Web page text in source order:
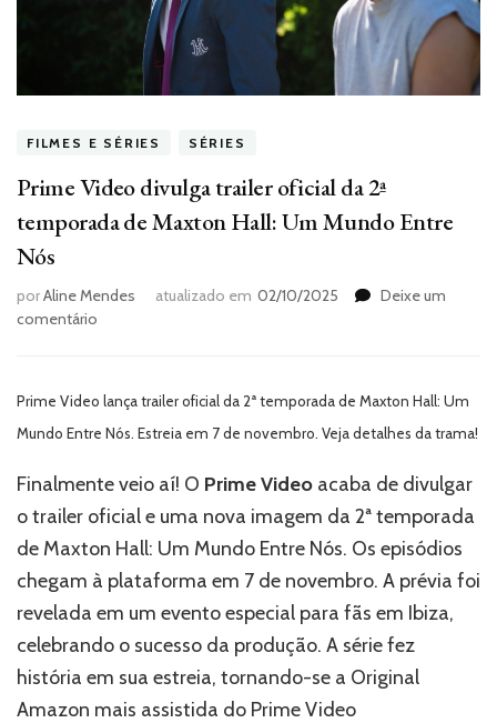
FILMES E SÉRIES SÉRIES
Prime Video divulga trailer oficial da 2ª
temporada de Maxton Hall: Um Mundo Entre
Nós
porAline Mendes atualizado em 02/10/2025
Deixe um
comentário
trailer
oficial
2ª
temporada
de Maxton
Hall:
Um
Mundo
Entre
Nós
Prime Video lança trailer oficial da 2ª temporada de Maxton Hall: Um
Mundo Entre Nós. Estreia em 7 de novembro. Veja detalhes da trama!
Finalmente veio aí! O Prime Video acaba de divulgar
o trailer oficial e uma nova imagem da 2ª temporada
de Maxton Hall: Um Mundo Entre Nós. Os episódios
chegam à plataforma em 7 de novembro. A prévia foi
revelada em um evento especial para fãs em Ibiza,
celebrando o sucesso da produção. A série fez
história em sua estreia, tornando-se a Original
Amazon mais assistida do Prime Video